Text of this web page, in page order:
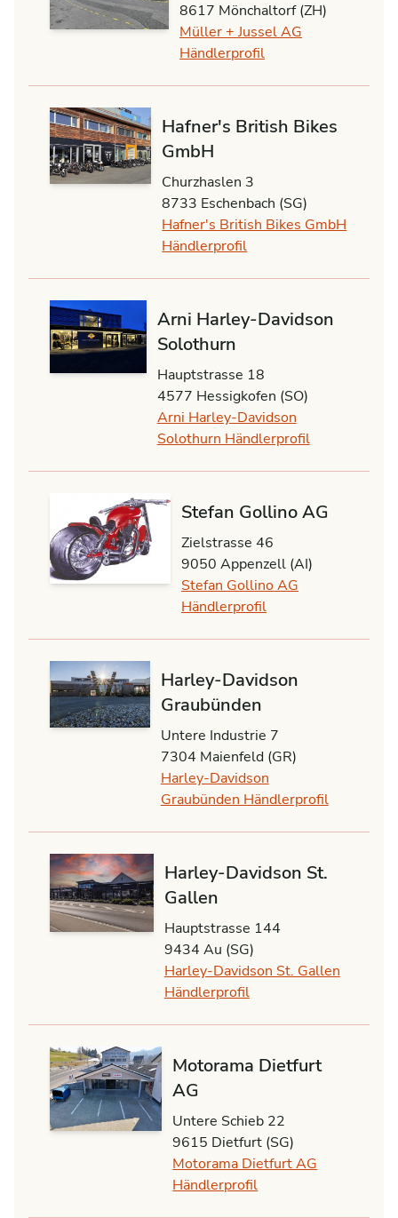
8617 Mönchaltorf (ZH)
Müller + Jussel AG
Händlerprofil
Hafner's British Bikes
GmbH
Churzhaslen 3
8733 Eschenbach (SG)
Hafner's British Bikes GmbH
Händlerprofil
Arni Harley-Davidson
Solothurn
Hauptstrasse 18
4577 Hessigkofen (SO)
Arni Harley-Davidson
Solothurn Händlerprofil
Stefan Gollino AG
Zielstrasse 46
9050 Appenzell (AI)
Stefan Gollino AG
Händlerprofil
Harley-Davidson
Graubünden
Untere Industrie 7
7304 Maienfeld (GR)
Harley-Davidson
Graubünden Händlerprofil
Harley-Davidson St.
Gallen
Hauptstrasse 144
9434 Au (SG)
Harley-Davidson St. Gallen
Händlerprofil
Motorama Dietfurt
AG
Untere Schieb 22
9615 Dietfurt (SG)
Motorama Dietfurt AG
Händlerprofil